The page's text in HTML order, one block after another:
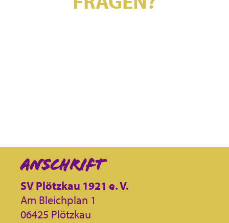
Anschrift
SV Plötzkau 1921 e. V.
Am Bleichplan 1
06425 Plötzkau